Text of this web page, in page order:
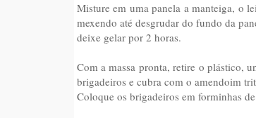
Misture em uma panela a manteiga, o
mexendo até desgrudar do fundo da
deixe gelar por 2 horas.
Com a massa pronta, retire o plástico,
brigadeiros e cubra com o amendoim
Coloque os brigadeiros em forminhas de